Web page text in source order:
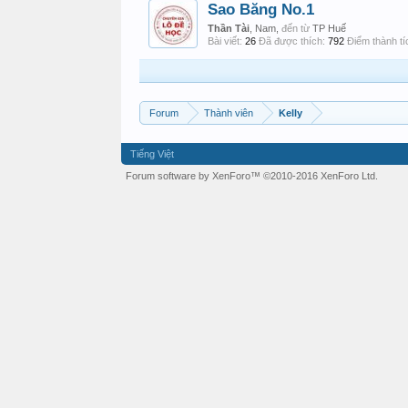
Sao Băng No.1
Thần Tài , Nam, đến từ TP Huế
Bài viết: 26 Đã được thích: 792 Điểm thành
Forum Thành viên Kelly
Tiếng Việt
Forum software by XenForo™ ©2010-2016 XenForo Ltd.